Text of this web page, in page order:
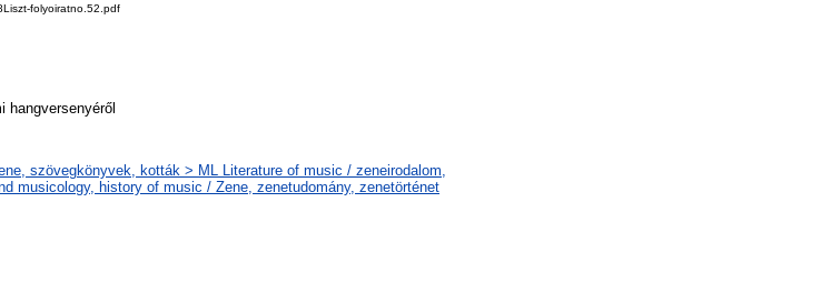
folyoiratno.52.pdf
hangversenyéről
szövegkönyvek, kották > ML Literature of music / zeneirodalom,
musicology, history of music / Zene, zenetudomány, zenetörténet